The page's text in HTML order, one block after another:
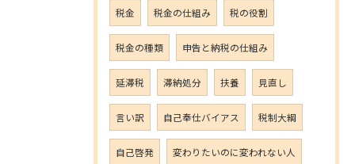
税金 税金の仕組み 税の役割
税金の種類 申告と納税の仕組み
延滞税 滞納処分 扶養 見直し
言い訳 自己奉仕バイアス 税制大綱
自己啓発 変わりたいのに変われない人